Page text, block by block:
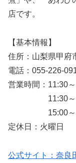
店です。
【基本情報】
住所：山梨県甲府
電話：055-226-
営業時間：11:30
11:30～22:30
15:00～
定休日：火曜日
公式サイト：奈良